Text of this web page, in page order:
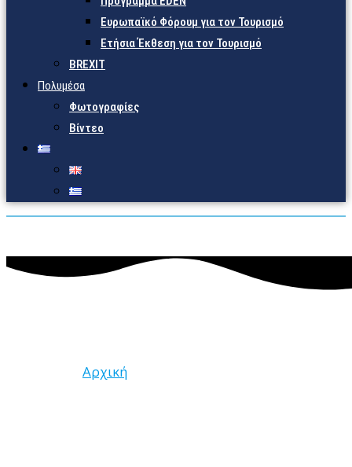
Ευρωπαϊκό Φόρουμ για τον Τουρισμό
Ετήσια Έκθεση για τον Τουρισμό
BREXIT
Πολυμέσα
Φωτογραφίες
Βίντεο
Αρχική